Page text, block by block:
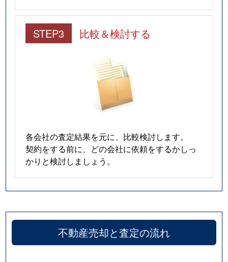
STEP3 比較＆検討する
各会社の査定結果を元に、比較検討します。
契約をする前に、どの会社に依頼をするかしっ
かりと検討しましょう。
不動産売却と査定の流れ